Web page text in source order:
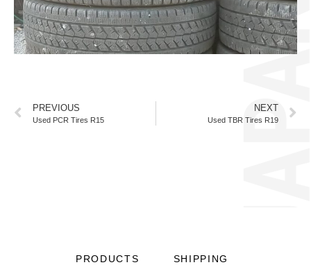
PREVIOUS
Used PCR Tires R15
NEXT
Used TBR Tires R19
PRODUCTS
SHIPPING